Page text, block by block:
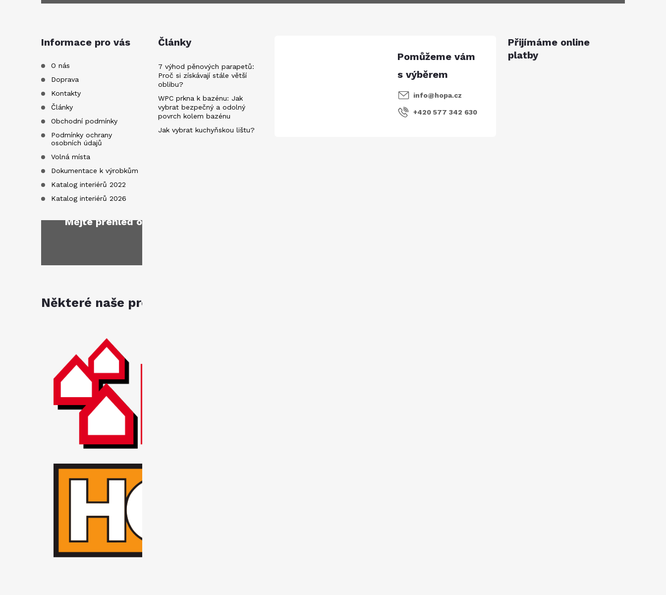
Informace pro vás
O nás
Doprava
Kontakty
Články
Obchodní podmínky
Podmínky ochrany
osobních údajů
Volná místa
Dokumentace k výrobkům
Katalog interiérů 2022
Katalog interiérů 2026
Články
7 výhod pěnových parapetů:
Proč si získávají stále větší
oblibu?
WPC prkna k bazénu: Jak
vybrat bezpečný a odolný
povrch kolem bazénu
Jak vybrat kuchyňskou lištu?
info@hopa.cz
+420 577 342 630
Přijímáme online
platby
Mějte přehled o novinkách
Některé naše produkty jsou k dostání na těchto prodejnách: